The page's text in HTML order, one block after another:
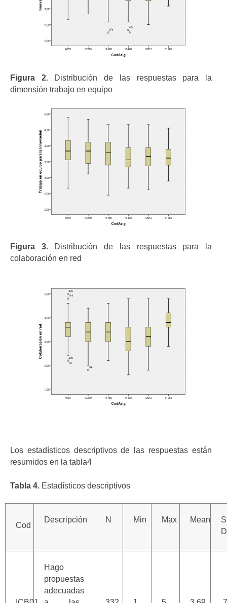
Figura 2. Distribución de las respuestas para la
dimensión trabajo en equipo
Figura 3. Distribución de las respuestas para la
colaboración en red
Los estadísticos descriptivos de las respuestas están
resumidos en la tabla4
Tabla 4. Estadísticos descriptivos
Cod
Descripción N Min Max Mean
Hago
propuestas
adecuadas